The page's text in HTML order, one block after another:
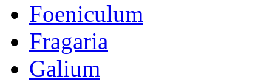
Foeniculum
Fragaria
Galium